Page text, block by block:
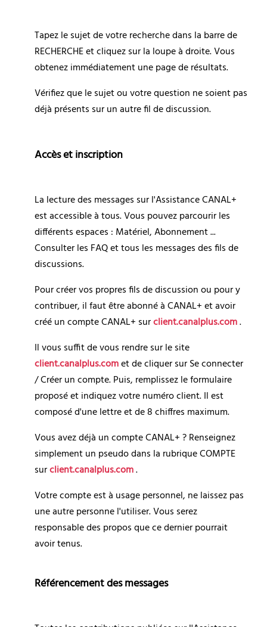
Tapez le sujet de votre recherche dans la barre de
RECHERCHE et cliquez sur la loupe à droite. Vous
obtenez immédiatement une page de résultats.
Vérifiez que le sujet ou votre question ne soient pas
déjà présents sur un autre fil de discussion.
Accès et inscription
La lecture des messages sur l'Assistance CANAL+
est accessible à tous. Vous pouvez parcourir les
différents espaces : Matériel, Abonnement ...
Consulter les FAQ et tous les messages des fils de
discussions.
Pour créer vos propres fils de discussion ou pour y
contribuer, il faut être abonné à CANAL+ et avoir
créé un compte CANAL+ sur client.canalplus.com .
Il vous suffit de vous rendre sur le site
client.canalplus.com et de cliquer sur Se connecter
/ Créer un compte. Puis, remplissez le formulaire
proposé et indiquez votre numéro client. Il est
composé d'une lettre et de 8 chiffres maximum.
Vous avez déjà un compte CANAL+ ? Renseignez
simplement un pseudo dans la rubrique COMPTE
sur client.canalplus.com .
Votre compte est à usage personnel, ne laissez pas
une autre personne l'utiliser. Vous serez
responsable des propos que ce dernier pourrait
avoir tenus.
Référencement des messages